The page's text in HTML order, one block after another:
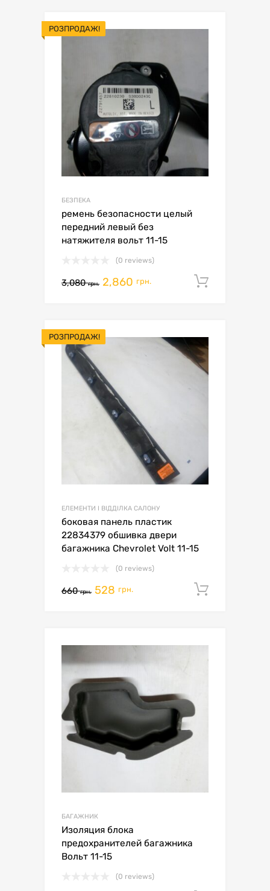
РОЗПРОДАЖ!
БЕЗПЕКА
ремень безопасности целый
передний левый без
натяжителя вольт 11-15
(0 reviews)
3,080грн. 2,860 грн.
РОЗПРОДАЖ!
ЕЛЕМЕНТИ І ВІДДІЛКА САЛОНУ
боковая панель пластик
22834379 обшивка двери
багажника Chevrolet Volt 11-15
(0 reviews)
660грн. 528 грн.
БАГАЖНИК
Изоляция блока
предохранителей багажника
Вольт 11-15
(0 reviews)